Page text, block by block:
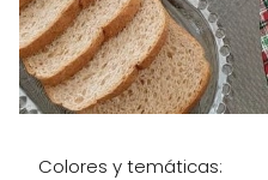
Colores y temáticas: